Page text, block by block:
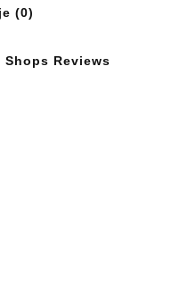
(0)
Shops Reviews